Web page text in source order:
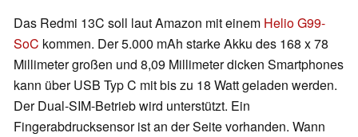
Das Redmi 13C soll laut Amazon mit einem Helio G99-
SoC kommen. Der 5.000 mAh starke Akku des 168 x 78
Millimeter großen und 8,09 Millimeter dicken Smartphones
kann über USB Typ C mit bis zu 18 Watt geladen werden.
Der Dual-SIM-Betrieb wird unterstützt. Ein
Fingerabdrucksensor ist an der Seite vorhanden. Wann